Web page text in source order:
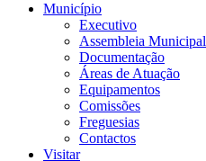
Município
Executivo
Assembleia Municipal
Documentação
Áreas de Atuação
Equipamentos
Comissões
Freguesias
Contactos
Visitar